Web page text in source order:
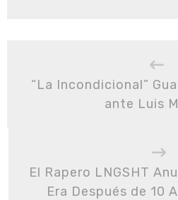
“La Incondicional”
ante Luis
El Rapero LNGSHT
Era Después de 10